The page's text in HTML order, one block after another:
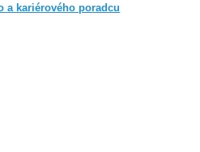
a kariérového poradcu